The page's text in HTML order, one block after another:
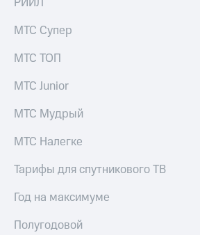
МТС Супер
МТС ТОП
МТС Junior
МТС Мудрый
МТС Налегке
Тарифы для спутникового ТВ
Год на максимуме
Полугодовой